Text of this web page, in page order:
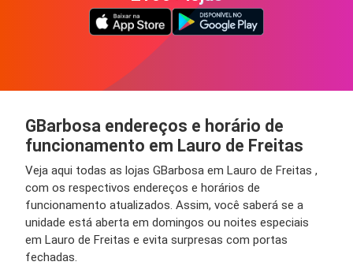
GBarbosa endereços e horário de
funcionamento em Lauro de Freitas
Veja aqui todas as lojas GBarbosa em Lauro de Freitas ,
com os respectivos endereços e horários de
funcionamento atualizados. Assim, você saberá se a
unidade está aberta em domingos ou noites especiais
em Lauro de Freitas e evita surpresas com portas
fechadas.